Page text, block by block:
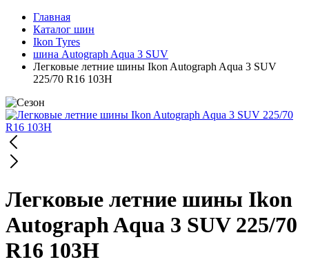
Главная
Каталог шин
Ikon Tyres
шина Autograph Aqua 3 SUV
Легковые летние шины Ikon Autograph Aqua 3 SUV
225/70 R16 103H
Легковые летние шины Ikon
Autograph Aqua 3 SUV 225/70
R16 103H